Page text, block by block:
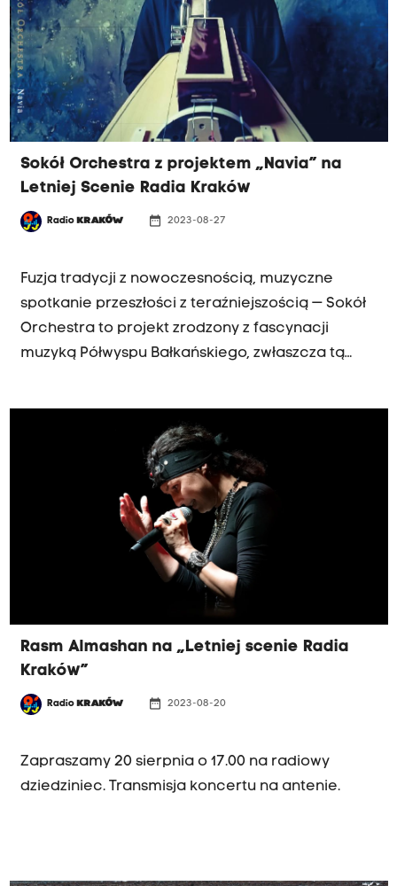
szerzeniu kultury i szczególną dbałość o
materialne oraz niematerialne dziedzictwo
kulturowe regionu tatrzańskiego, przekazywane
kolejnym pokoleniom.
Sokół Orchestra z projektem „Navia” na
Letniej Scenie Radia Kraków
Radio KRAKÓW date_range 2023-08-27
Fuzja tradycji z nowoczesnością, muzyczne
spotkanie przeszłości z teraźniejszością — Sokół
Orchestra to projekt zrodzony z fascynacji
muzyką Półwyspu Bałkańskiego, zwłaszcza tą
charakterystyczny dla Bałkanów – styl gry na
tych instrumentach. Zapraszamy 27 sierpnia o
Rasm Almashan na „Letniej scenie Radia
Kraków”
Radio KRAKÓW date_range 2023-08-20
Zapraszamy 20 sierpnia o 17.00 na radiowy
dziedziniec. Transmisja koncertu na antenie.